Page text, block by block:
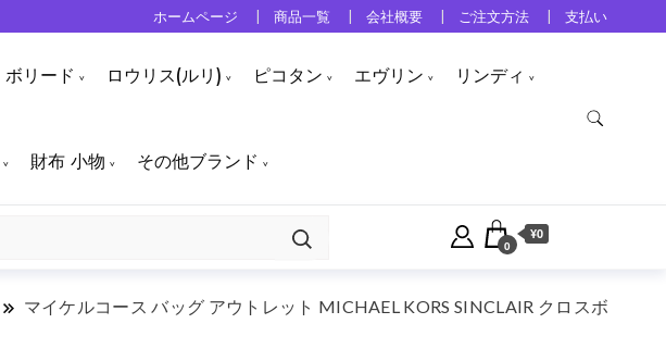
ホームページ 商品一覧 会社概要 ご注文方法 支払い
ボリード ロウリス(ルリ) ピコタン エヴリン リンディ
財布 小物 その他ブランド
0
¥0
マイケルコース バッグ アウトレット MICHAEL KORS SINCLAIR クロスボ